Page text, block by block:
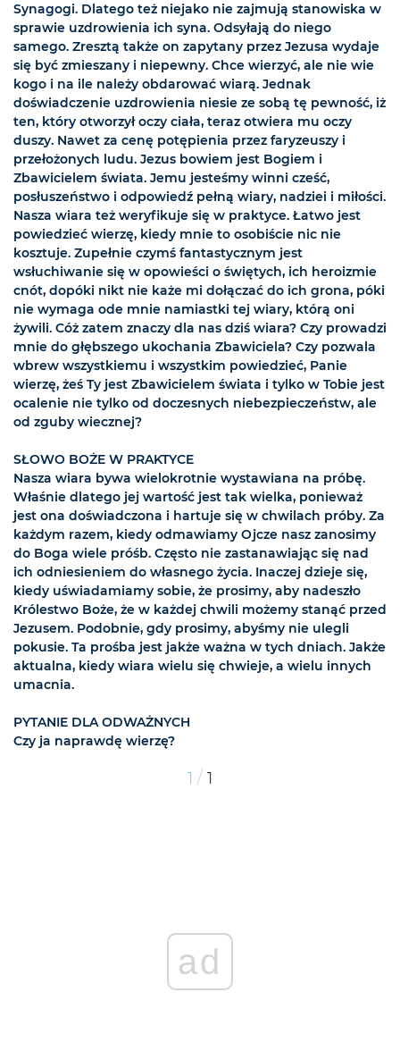
Synagogi. Dlatego też niejako nie zajmują stanowiska w
sprawie uzdrowienia ich syna. Odsyłają do niego
samego. Zresztą także on zapytany przez Jezusa wydaje
się być zmieszany i niepewny. Chce wierzyć, ale nie wie
kogo i na ile należy obdarować wiarą. Jednak
doświadczenie uzdrowienia niesie ze sobą tę pewność, iż
ten, który otworzył oczy ciała, teraz otwiera mu oczy
duszy. Nawet za cenę potępienia przez faryzeuszy i
przełożonych ludu. Jezus bowiem jest Bogiem i
Zbawicielem świata. Jemu jesteśmy winni cześć,
posłuszeństwo i odpowiedź pełną wiary, nadziei i miłości.
Nasza wiara też weryfikuje się w praktyce. Łatwo jest
powiedzieć wierzę, kiedy mnie to osobiście nic nie
kosztuje. Zupełnie czymś fantastycznym jest
wsłuchiwanie się w opowieści o świętych, ich heroizmie
cnót, dopóki nikt nie każe mi dołączać do ich grona, póki
nie wymaga ode mnie namiastki tej wiary, którą oni
żywili. Cóż zatem znaczy dla nas dziś wiara? Czy prowadzi
mnie do głębszego ukochania Zbawiciela? Czy pozwala
wbrew wszystkiemu i wszystkim powiedzieć, Panie
wierzę, żeś Ty jest Zbawicielem świata i tylko w Tobie jest
ocalenie nie tylko od doczesnych niebezpieczeństw, ale
od zguby wiecznej?
SŁOWO BOŻE W PRAKTYCE
Nasza wiara bywa wielokrotnie wystawiana na próbę.
Właśnie dlatego jej wartość jest tak wielka, ponieważ
jest ona doświadczona i hartuje się w chwilach próby. Za
każdym razem, kiedy odmawiamy Ojcze nasz zanosimy
do Boga wiele próśb. Często nie zastanawiając się nad
ich odniesieniem do własnego życia. Inaczej dzieje się,
kiedy uświadamiamy sobie, że prosimy, aby nadeszło
Królestwo Boże, że w każdej chwili możemy stanąć przed
Jezusem. Podobnie, gdy prosimy, abyśmy nie ulegli
pokusie. Ta prośba jest jakże ważna w tych dniach. Jakże
aktualna, kiedy wiara wielu się chwieje, a wielu innych
umacnia.
PYTANIE DLA ODWAŻNYCH
Czy ja naprawdę wierzę?
1 / 1
ad